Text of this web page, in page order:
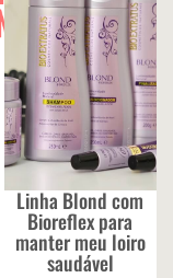
Linha Blond com
Bioreflex para
manter meu loiro
saudável